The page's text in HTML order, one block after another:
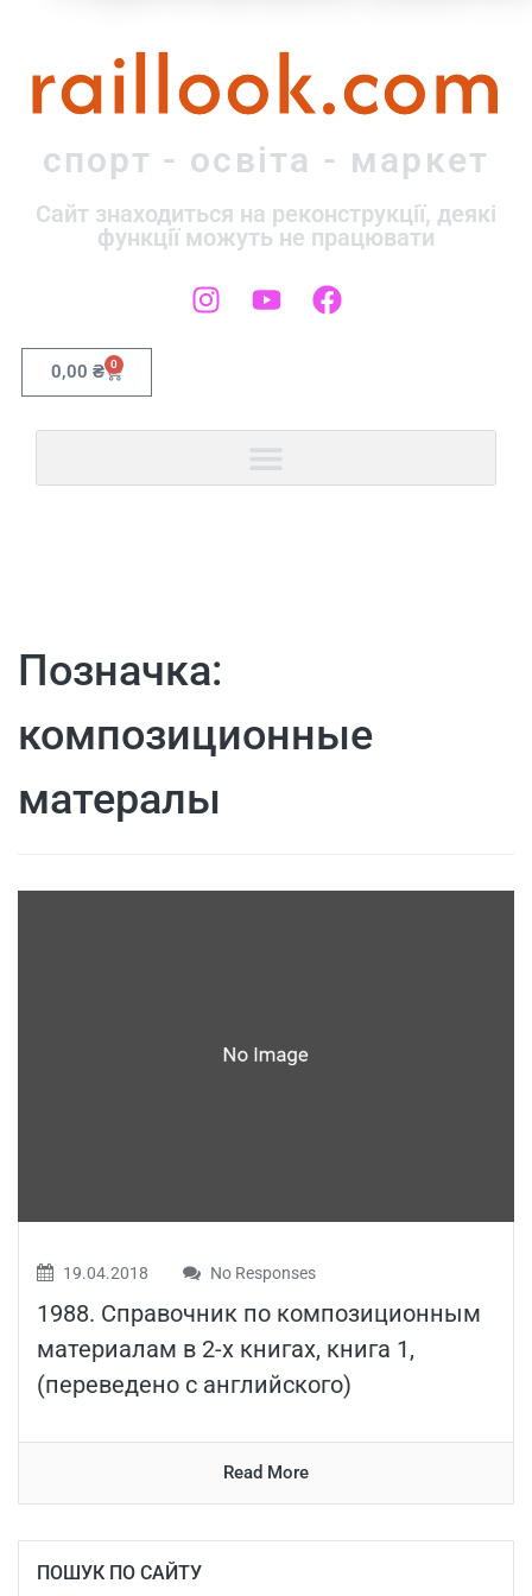
raillook.com
спорт - освіта - маркет
Сайт знаходиться на реконструкції, деякі
функції можуть не працювати
0,00 ₴ 0
Позначка:
композиционные
матералы
19.04.2018 No Responses
1988. Справочник по композиционным
материалам в 2-х книгах, книга 1,
(переведено с английского)
Read More
ПОШУК ПО САЙТУ